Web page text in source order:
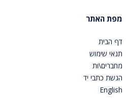
מפת האתר
דף הבית
תנאי שימוש
מחברים\ות
הגשת כתבי יד
English